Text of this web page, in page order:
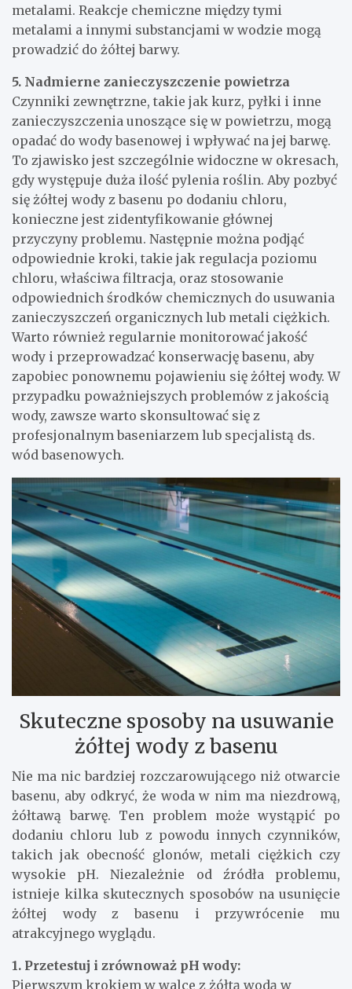
metalami. Reakcje chemiczne między tymi
metalami a innymi substancjami w wodzie mogą
prowadzić do żółtej barwy.
5. Nadmierne zanieczyszczenie powietrza
Czynniki zewnętrzne, takie jak kurz, pyłki i inne
zanieczyszczenia unoszące się w powietrzu, mogą
opadać do wody basenowej i wpływać na jej barwę.
To zjawisko jest szczególnie widoczne w okresach,
gdy występuje duża ilość pylenia roślin. Aby pozbyć
się żółtej wody z basenu po dodaniu chloru,
konieczne jest zidentyfikowanie głównej
przyczyny problemu. Następnie można podjąć
odpowiednie kroki, takie jak regulacja poziomu
chloru, właściwa filtracja, oraz stosowanie
odpowiednich środków chemicznych do usuwania
zanieczyszczeń organicznych lub metali ciężkich.
Warto również regularnie monitorować jakość
wody i przeprowadzać konserwację basenu, aby
zapobiec ponownemu pojawieniu się żółtej wody. W
przypadku poważniejszych problemów z jakością
wody, zawsze warto skonsultować się z
profesjonalnym baseniarzem lub specjalistą ds.
wód basenowych.
Skuteczne sposoby na usuwanie
żółtej wody z basenu
Nie ma nic bardziej rozczarowującego niż otwarcie
basenu, aby odkryć, że woda w nim ma niezdrową,
żółtawą barwę. Ten problem może wystąpić po
dodaniu chloru lub z powodu innych czynników,
takich jak obecność glonów, metali ciężkich czy
wysokie pH. Niezależnie od źródła problemu,
istnieje kilka skutecznych sposobów na usunięcie
żółtej wody z basenu i przywrócenie mu
atrakcyjnego wyglądu.
1. Przetestuj i zrównoważ pH wody:
Pierwszym krokiem w walce z żółtą wodą w